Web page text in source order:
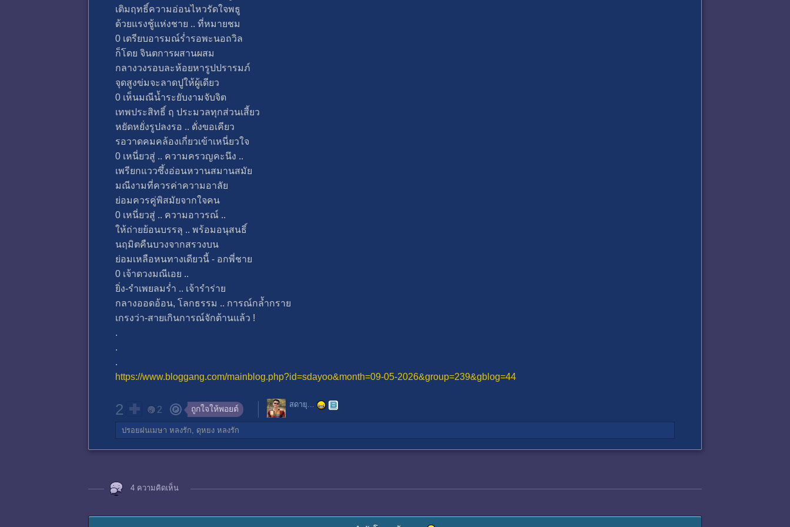
เติมฤทธิ์ความอ่อนไหวรัดใจพธู
ด้วยแรงชู้แห่งชาย .. ที่หมายชม
0 เตรียบอารมณ์ร่ำรอพะนอถวิล
ก็โดย จินตการผสานผสม
กลางวงรอบละห้อยหารูปปรารมภ์
จุดสูงข่มจะลาดปูให้ผู้เดียว
0 เห็นมณีน้ำระยับงามจับจิต
เทพประสิทธิ์ ฤ ประมวลทุกส่วนเสี้ยว
หยัดหยั่งรูปลงรอ .. ดั่งขอเคียว
รอวาดคมคล้องเกี่ยวเข้าเหนี่ยวใจ
0 เหนี่ยวสู่ .. ความครวญคะนึง ..
เพรียกแววซึ้งอ่อนหวานสมานสมัย
มณีงามที่ควรค่าความอาลัย
ย่อมควรคู่พิสมัยจากใจคน
0 เหนี่ยวสู่ .. ความอาวรณ์ ..
ให้ถ่ายย้อนบรรลุ .. พร้อมอนุสนธิ์
นฤมิตคืนบวงจากสรวงบน
ย่อมเหลือหนทางเดียวนี้ - อกพี่ชาย
0 เจ้าดวงมณีเอย ..
ยิ่ง-รำเพยลมร่ำ .. เจ้ารำร่าย
กลางออดอ้อน, โลกธรรม .. การณ์กล้ำกราย
เกรงว่า-สายเกินการณ์จักต้านแล้ว !
.
.
.
https://www.bloggang.com/mainblog.php?id=sdayoo&month=09-05-2026&group=239&gblog=44
2 2 ถูกใจให้พอยต์ สดายุ...
ปรอยฝนเมษา หลงรัก, ดุหยง หลงรัก
4 ความคิดเห็น